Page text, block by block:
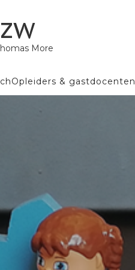
More
Opleiders & gastdocenten